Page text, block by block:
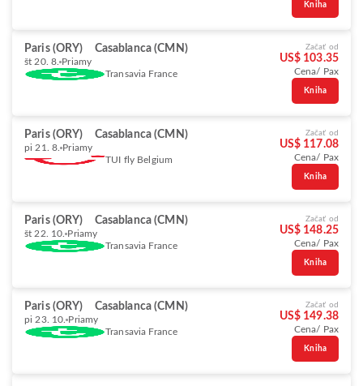
Kniha
Paris (ORY) Casablanca (CMN)
št 20. 8. Priamy
Transavia France
Začať od
US$ 103.35
Cena/ Pax
Kniha
Paris (ORY) Casablanca (CMN)
pi 21. 8. Priamy
TUI fly Belgium
Začať od
US$ 117.08
Cena/ Pax
Kniha
Paris (ORY) Casablanca (CMN)
št 22. 10. Priamy
Transavia France
Začať od
US$ 148.25
Cena/ Pax
Kniha
Paris (ORY) Casablanca (CMN)
pi 23. 10. Priamy
Transavia France
Začať od
US$ 149.38
Cena/ Pax
Kniha